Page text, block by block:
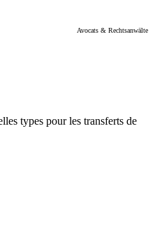
Avocats & Rechtsanwälte
types pour les transferts de